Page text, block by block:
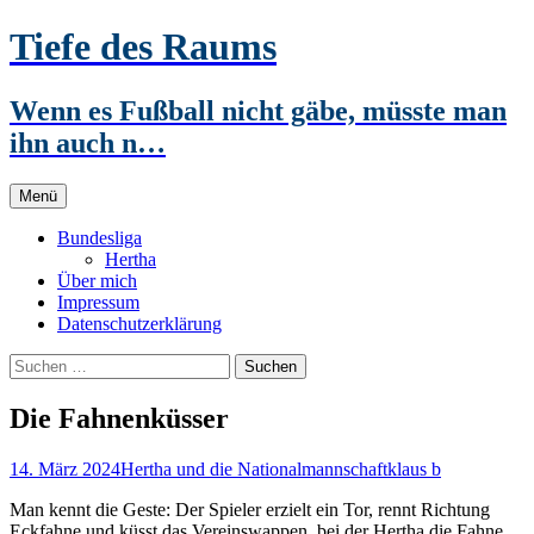
Zum
Inhalt
Tiefe des Raums
Wenn es Fußball nicht gäbe, müsste man
ihn auch n…
Menü
Bundesliga
Hertha
Über mich
Impressum
Datenschutzerklärung
Suchen
nach:
Die Fahnenküsser
14. März 2024Hertha und die Nationalmannschaftklaus b
Man kennt die Geste: Der Spieler erzielt ein Tor, rennt Richtung